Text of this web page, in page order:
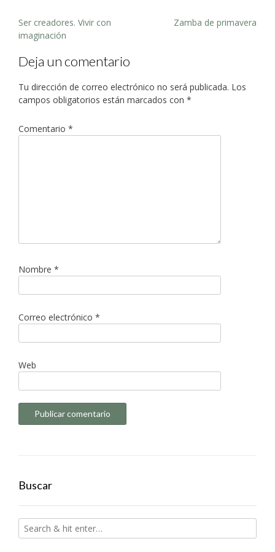
Post
navigation
Ser creadores. Vivir con
imaginación
Zamba de primavera
Deja un comentario
Tu dirección de correo electrónico no será publicada. Los
campos obligatorios están marcados con *
Comentario *
Nombre *
Correo electrónico *
Web
Buscar